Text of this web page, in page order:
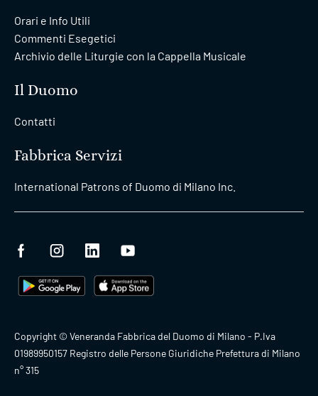
Orari e Info Utili
Commenti Esegetici
Archivio delle Liturgie con la Cappella Musicale
Il Duomo
Contatti
Fabbrica Servizi
International Patrons of Duomo di Milano Inc.
Copyright © Veneranda Fabbrica del Duomo di Milano - P.Iva
01989950157 Registro delle Persone Giuridiche Prefettura di Milano
n° 315